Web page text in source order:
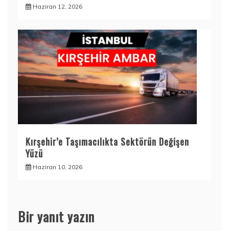
Haziran 12, 2026
Kırşehir’e Taşımacılıkta Sektörün Değişen
Yüzü
Haziran 10, 2026
Bir yanıt yazın